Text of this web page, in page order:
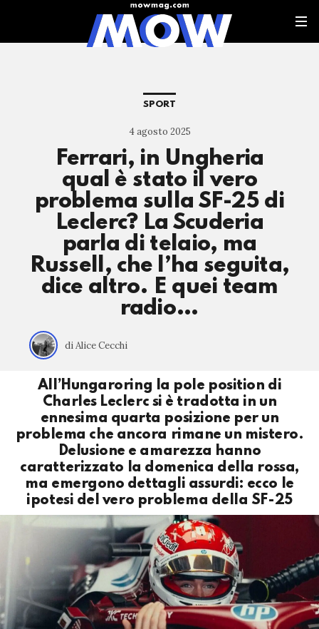
SPORT
4 agosto 2025
Ferrari, in Ungheria
qual è stato il vero
problema sulla SF-25 di
Leclerc? La Scuderia
parla di telaio, ma
Russell, che l’ha seguita,
dice altro. E quei team
radio…
di Alice Cecchi
All’Hungaroring la pole position di
Charles Leclerc si è tradotta in un
ennesima quarta posizione per un
problema che ancora rimane un mistero.
Delusione e amarezza hanno
caratterizzato la domenica della rossa,
ma emergono dettagli assurdi: ecco le
ipotesi del vero problema della SF-25